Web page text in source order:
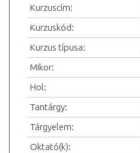
Kurzuscím:
Kurzuskód:
Kurzus típusa:
Mikor:
Hol:
Tantárgy:
Tárgyelem:
Oktató(k):